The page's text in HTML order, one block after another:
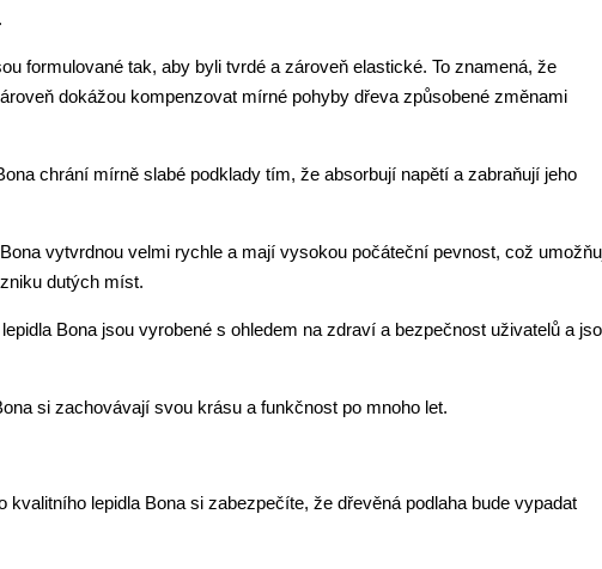
formulované tak, aby byli tvrdé a zároveň elastické. To znamená, že
dokážou kompenzovat mírné pohyby dřeva způsobené změnami
chrání mírně slabé podklady tím, že absorbují napětí a zabraňují jeho
vytvrdnou velmi rychle a mají vysokou počáteční pevnost, což
dutých míst.
Bona jsou vyrobené s ohledem na zdraví a bezpečnost uživatelů a
si zachovávají svou krásu a funkčnost po mnoho let.
kvalitního lepidla Bona si zabezpečíte, že dřevěná podlaha bude vypadat